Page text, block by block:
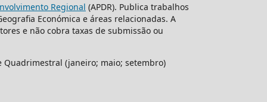
Regional (APDR). Publica trabalhos
Económica e áreas relacionadas. A
e não cobra taxas de submissão ou
Quadrimestral (janeiro; maio; setembro)